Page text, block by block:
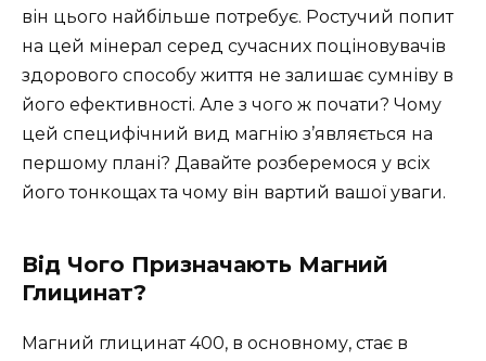
він цього найбільше потребує. Ростучий попит
на цей мінерал серед сучасних поціновувачів
здорового способу життя не залишає сумніву в
його ефективності. Але з чого ж почати? Чому
цей специфічний вид магнію з’являється на
першому плані? Давайте розберемося у всіх
його тонкощах та чому він вартий вашої уваги.
Від Чого Призначають Магний
Глицинат?
Магний глицинат 400, в основному, стає в